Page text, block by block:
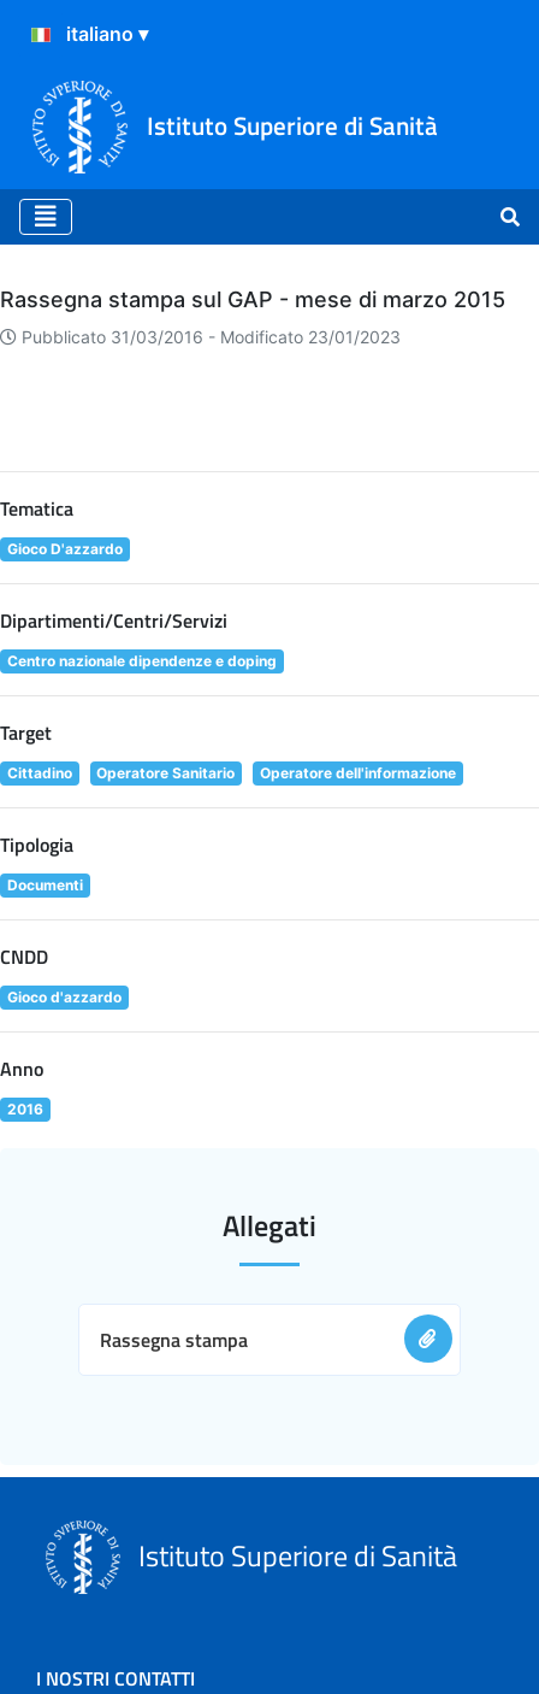
Istituto Superiore di Sanità
Archivio
Rassegna stampa sul GAP - mese di marzo 2015
Pubblicato 31/03/2016 - Modificato 23/01/2023
Tematica
Gioco D'azzardo
Dipartimenti/Centri/Servizi
Centro nazionale dipendenze e doping
Target
Cittadino Operatore Sanitario Operatore dell'informazione
Tipologia
Documenti
CNDD
Gioco d'azzardo
Anno
2016
Allegati
Rassegna stampa
Istituto Superiore di Sanità
I NOSTRI CONTATTI